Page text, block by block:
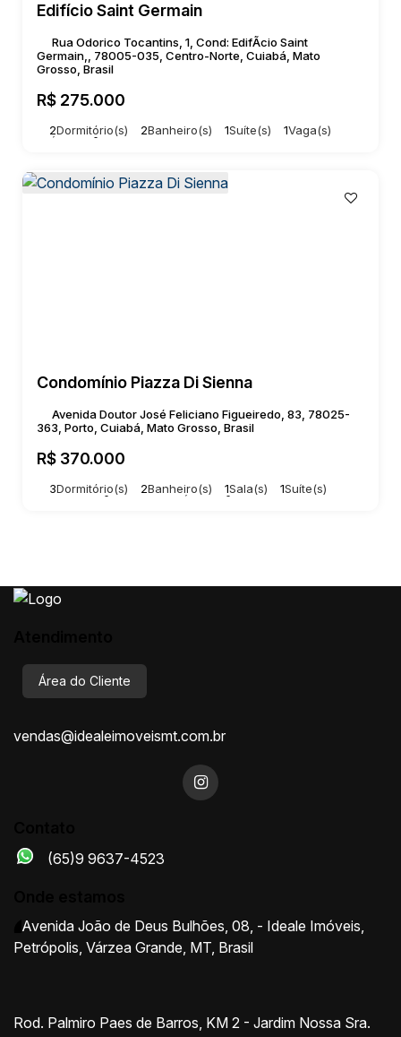
Edifício Saint Germain
R$ 275.000
Rua Odorico Tocantins, 1, Cond: EdifÃcio Saint
Germain,, 78005-035, Centro-Norte, Cuiabá, Mato
Grosso, Brasil
2Dormitório(s) 2Banheiro(s) 1Suíte(s) 1Vaga(s)
Útil:
60m²
Condomínio Piazza Di Sienna
R$ 370.000
Avenida Doutor José Feliciano Figueiredo, 83, 78025-
363, Porto, Cuiabá, Mato Grosso, Brasil
3Dormitório(s) 2Banheiro(s) 1Sala(s) 1Suíte(s)
70m² Útil: 70m²
Área do Cliente
vendas@idealeimoveismt.com.br
(65)9 9637-4523
Avenida João de Deus Bulhões 08 - Ideale Imóveis
Petrópolis Várzea Grande MT Brasil
Rod. Palmiro Paes de Barros, KM 2 - Jardim Nossa Sra.